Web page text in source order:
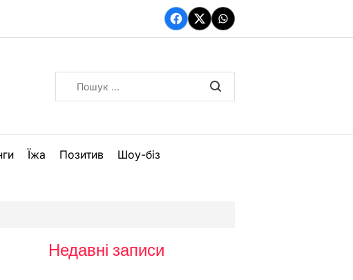
Facebook
TwitterWhatsApp
Їжа Позитив Шоу-біз
Недавні записи